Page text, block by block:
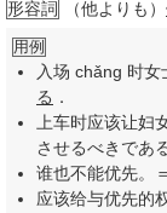
形容詞 （他よりも）
用例
入场 chǎng 时女
る ．
上车时应该让妇
させるべきであ
谁也不能优先。＝
应该给与优先的